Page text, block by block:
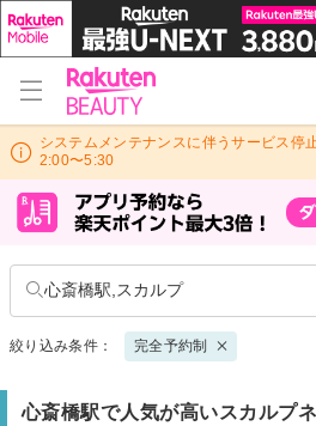
システムメンテナンスに伴うサービス停
2:00〜5:30
心斎橋駅,スカルプ
絞り込み条件： 完全予約制
心斎橋駅で人気が高いスカルプ